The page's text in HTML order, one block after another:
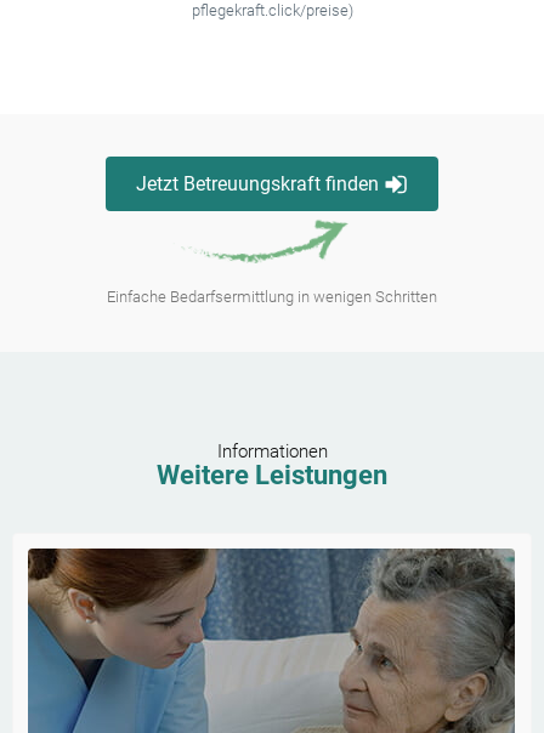
pflegekraft.click/preise)
Jetzt Betreuungskraft finden
Einfache Bedarfsermittlung in wenigen Schritten
Informationen
Weitere Leistungen